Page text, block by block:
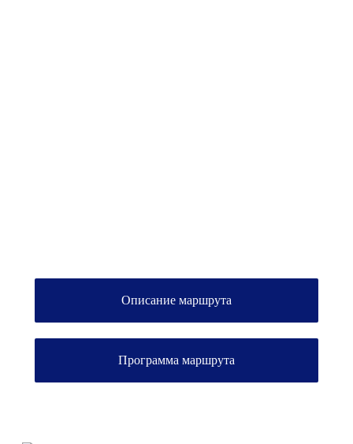
Описание маршрута
Программа маршрута